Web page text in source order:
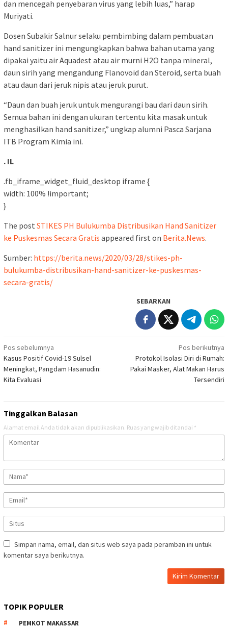
dan mencegah penyebaran virus yang lebih luas,” harap
Muriyati.
Dosen Subakir Salnur selaku pembimbing dalam pembuatan
hand sanitizer ini mengungkapkan bahwa bahan utama yang
dipakai yaitu air Aquadest atau air murni H2O tanpa mineral,
daun sirih yang mengandung Flanovoid dan Steroid, serta buah
atau daun dari jeruk nipis atau jeruk purut.
“Daun dan buah jeruk untuk mengurangi bau dari daun sirih.
Semua bahan ini dengan ukuran tertentu kita masak untuk
menghasilkan hand sanitizer,” ungkap alumni Pasca Sarjana
ITB Program Kimia ini.
. IL
.fb_iframe_widget_fluid_desktop iframe {
width: 100% !important;
}
The post STIKES PH Bulukumba Distribusikan Hand Sanitizer
ke Puskesmas Secara Gratis appeared first on Berita.News.
Sumber: https://berita.news/2020/03/28/stikes-ph-
bulukumba-distribusikan-hand-sanitizer-ke-puskesmas-
secara-gratis/
SEBARKAN
Navigasi
pos
Pos sebelumnya
Kasus Positif Covid-19 Sulsel
Meningkat, Pangdam Hasanudin:
Kita Evaluasi
Pos berikutnya
Protokol Isolasi Diri di Rumah:
Pakai Masker, Alat Makan Harus
Tersendiri
Tinggalkan Balasan
Alamat email Anda tidak akan dipublikasikan. Ruas yang wajib ditandai *
Simpan nama, email, dan situs web saya pada peramban ini untuk
komentar saya berikutnya.
TOPIK POPULER
PEMKOT MAKASSAR